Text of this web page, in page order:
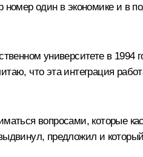
один в экономике и в
университете в 1994
что эта интеграция
вопросами, которые
предложил и